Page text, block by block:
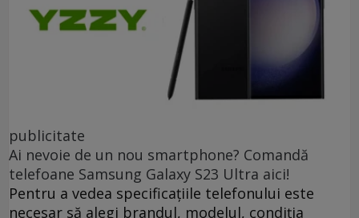
publicitate
Ai nevoie de un nou smartphone? Comandă
telefoane Samsung Galaxy S23 Ultra aici!
Pentru a vedea specificațiile telefonului este
necesar să alegi brandul, modelul, condiția